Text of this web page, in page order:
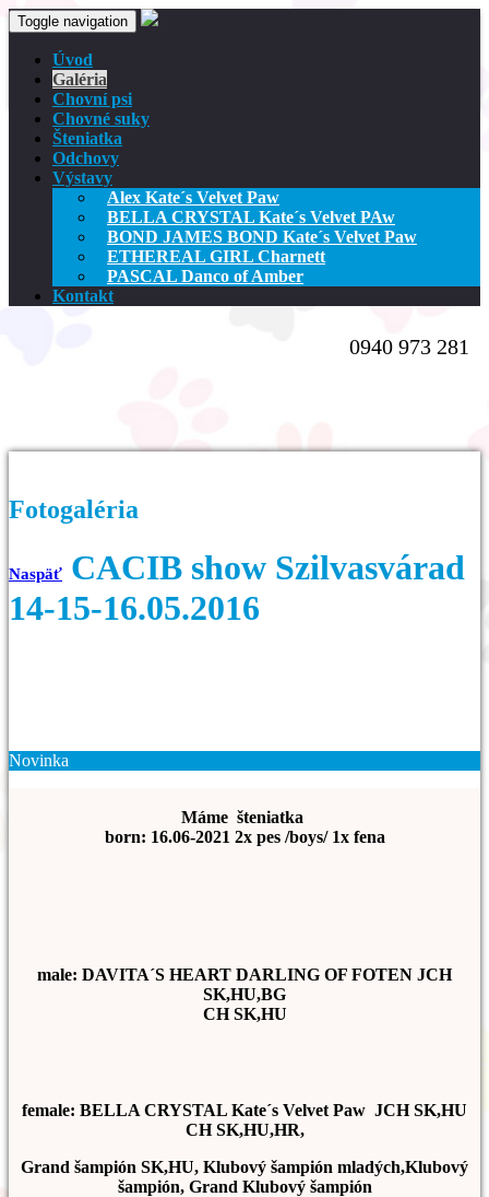
Toggle navigation
Úvod
Galéria
Chovní psi
Chovné suky
Šteniatka
Odchovy
Výstavy
Alex Kate´s Velvet Paw
BELLA CRYSTAL Kate´s Velvet PAw
BOND JAMES BOND Kate´s Velvet Paw
ETHEREAL GIRL Charnett
PASCAL Danco of Amber
Kontakt
0940 973 281
Fotogaléria
Naspäť CACIB show Szilvasvárad
14-15-16.05.2016
Novinka
Máme šteniatka
born: 16.06-2021 2x pes /boys/ 1x fena
male: DAVITA´S HEART DARLING OF FOTEN JCH
SK,HU,BG
CH SK,HU
female: BELLA CRYSTAL Kate´s Velvet Paw JCH SK,HU
CH SK,HU,HR,
Grand šampión SK,HU, Klubový šampión mladých,Klubový
šampión, Grand Klubový šampión